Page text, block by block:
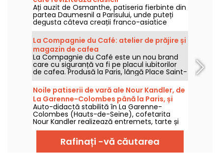
Ați auzit de Osmanthe, patiseria fierbinte din
partea Daumesnil a Parisului, unde puteți
degusta câteva creații franco-asiatice
ultra-gourmet? Cu opera sa matcha, mille-
crêpes, éclair de susan și produse de
patiserie originale, acesta este un loc care
agită lucrurile, spre deliciul gurmanzilor.
La Compagnie du Café: atelier de prăjire și
magazin de cafea
La Compagnie du Café este un nou brand
care cu siguranță va fi pe placul iubitorilor
de cafea. Produsă la Paris, lângă Place Saint-
Georges, într-o fabrică de prăjire artizanală,
cafeaua poate fi savurată în salon sau
cumpărată și consumată acasă. Iar pentru
cei curioși, Compagnie du Café oferă
ateliere de degustare și prăjire!
Noile patiserii de vară ale Nour Kandler, de
La Garenne-Colombes până la Paris, și
atelierele ei
Auto-didactă stabilită în La Garenne-
Colombes (Hauts-de-Seine), cofetarita
Nour Kandler realizează entremets, tarte și
budinci incredibile, toate făcute în casă, la
comandă personalizată. Am testat noua ei
colecție estivală cu fructe pentru vara lui
2026 și vă invităm să o descoperiți.
Rafinați -vă căutarea